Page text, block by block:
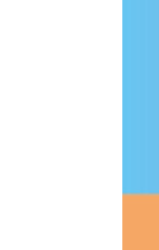
벙
벙
벙
쓱
퀴
벙